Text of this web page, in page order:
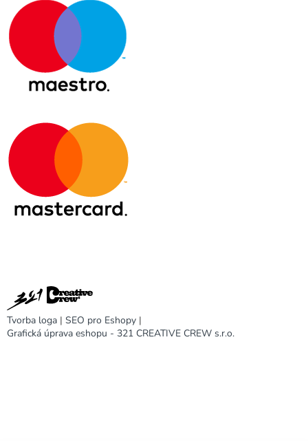
Tvorba loga | SEO pro Eshopy |
Grafická úprava eshopu - 321 CREATIVE CREW s.r.o.